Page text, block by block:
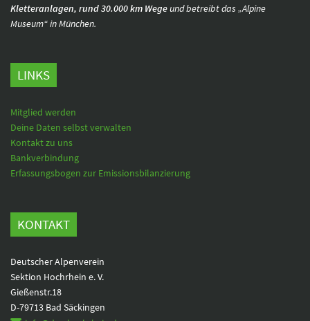
Kletteranlagen, rund 30.000 km Wegeund betreibt das „Alpine
Museum“ in München.
LINKS
Mitglied werden
Deine Daten selbst verwalten
Kontakt zu uns
Bankverbindung
Erfassungsbogen zur Emissionsbilanzierung
KONTAKT
Deutscher Alpenverein
Sektion Hochrhein e. V.
Gießenstr.18
D-79713 Bad Säckingen